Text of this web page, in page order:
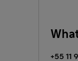
+55 11